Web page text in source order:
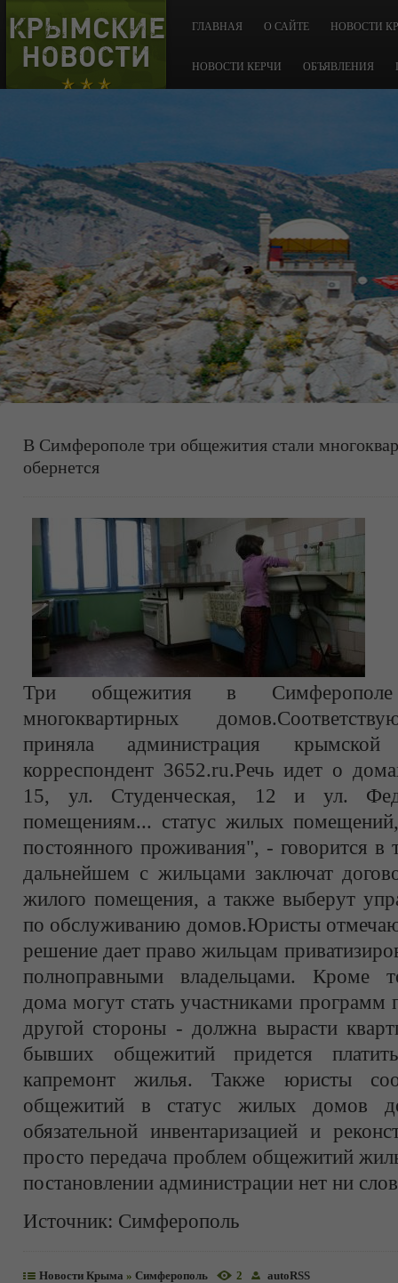
КРЫМСКИЕ
НОВОСТИ
ГЛАВНАЯ О САЙТЕ НОВОСТИ
НОВОСТИ КЕРЧИ ОБЪЯВЛЕНИЯ
В Симферополе три общежития стали
обернется
Три общежития в Симферополе
многоквартирных
приняла администрация
корреспондент 3652.ru.Речь идет о
15, ул. Студенческая, 12 и ул.
помещениям... статус жилых
постоянного проживания", - говорится в
дальнейшем с жильцами заключат
жилого помещения, а также выберут
по обслуживанию домов.Юристы
решение дает право жильцам
полноправными владельцами. Кроме
дома могут стать участниками
другой стороны - должна вырасти
бывших общежитий придется
капремонт жилья. Также юристы
общежитий в статус жилых домов
обязательной инвентаризацией и
просто передача проблем общежитий
постановлении администрации нет ни
Источник: Симферополь
Новости Крыма » Симферополь 2 autoRSS